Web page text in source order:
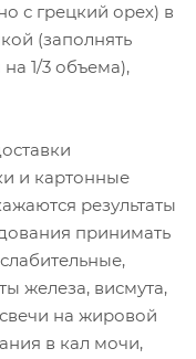
с грецкий орех) в
(заполнять
1/3 объема),
и картонные
результаты
принимать
железа, висмута,
на жировой
в кал мочи,